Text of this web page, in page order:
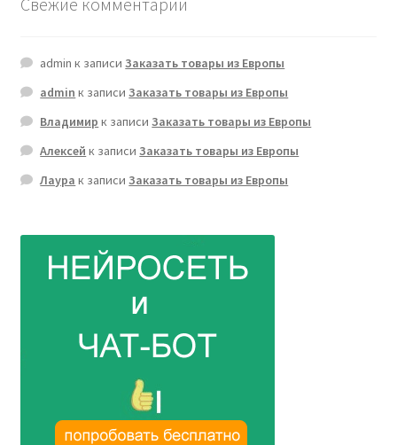
admin к записиЗаказать товары из Европы
admin к записиЗаказать товары из Европы
Владимир к записиЗаказать товары из Европы
Алексей к записиЗаказать товары из Европы
Лаура к записиЗаказать товары из Европы